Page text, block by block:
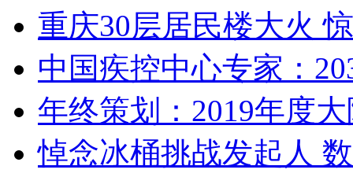
重庆30层居民楼大火
中国疾控中心专家：
年终策划：2019年度
悼念冰桶挑战发起人